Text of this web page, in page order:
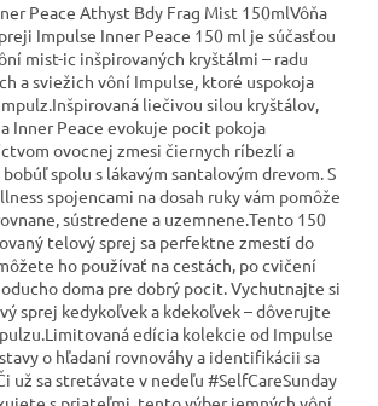
Peace Athyst Bdy Frag Mist 150mlVôňa
Impulse Inner Peace 150 ml je súčasťou
mist-ic inšpirovaných kryštálmi – radu
a sviežich vôní Impulse, ktoré uspokoja
Inšpirovaná liečivou silou kryštálov,
Inner Peace evokuje pocit pokoja
ovocnej zmesi čiernych ríbezlí a
spolu s lákavým santalovým drevom. S
spojencami na dosah ruky vám pomôže
sústredene a uzemnene.Tento 150
telový sprej sa perfektne zmestí do
ho používať na cestách, po cvičení
doma pre dobrý pocit. Vychutnajte si
sprej kedykoľvek a kdekoľvek – dôverujte
Limitovaná edícia kolekcie od Impulse
o hľadaní rovnováhy a identifikácii sa
už sa stretávate v nedeľu #SelfCareSunday